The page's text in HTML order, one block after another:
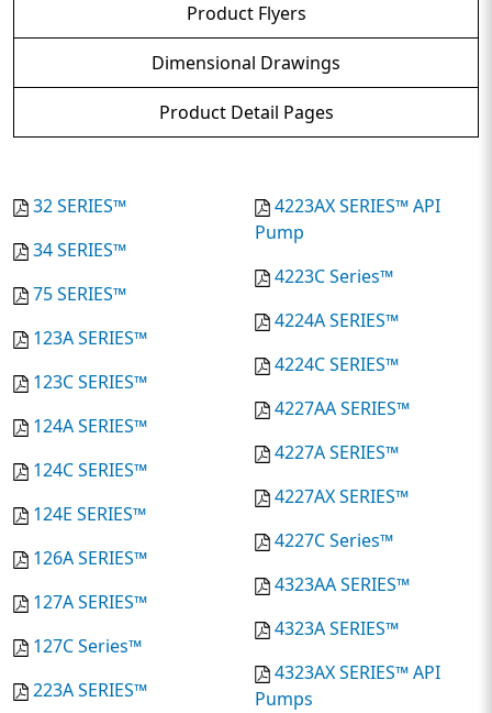
Product Flyers
Dimensional Drawings
Product Detail Pages
32 SERIES™
34 SERIES™
75 SERIES™
123A SERIES™
123C SERIES™
124A SERIES™
124C SERIES™
124E SERIES™
126A SERIES™
127A SERIES™
127C Series™
223A SERIES™
4223AX SERIES™ API
Pump
4223C Series™
4224A SERIES™
4224C SERIES™
4227AA SERIES™
4227A SERIES™
4227AX SERIES™
4227C Series™
4323AA SERIES™
4323A SERIES™
4323AX SERIES™ API
Pumps